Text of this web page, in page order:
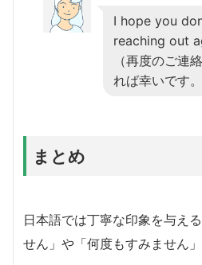
I hope you
reaching out
（再度のご連
れば幸いです。
まとめ
日本語では丁寧な印象を与え
せん」や「何度もすみません」